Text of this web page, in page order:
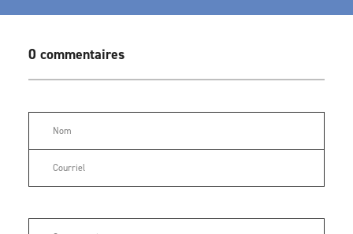
0 commentaires